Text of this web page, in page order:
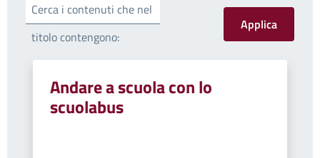
Cerca i contenuti che nel
titolo contengono:
Andare a scuola con lo
scuolabus